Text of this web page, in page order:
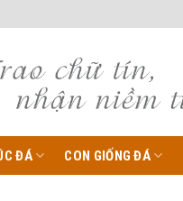
ĐÁ CON GIỐNG ĐÁ